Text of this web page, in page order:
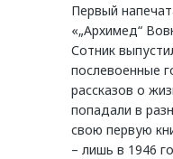
Первый
«„Архимед“
Сотник
послевоенные
рассказов о
попадали в
свою первую
– лишь в 1946